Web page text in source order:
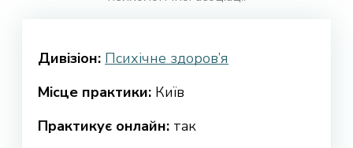
Дивізіон: Психічне здоров’я
Місце практики: Київ
Практикує онлайн: так